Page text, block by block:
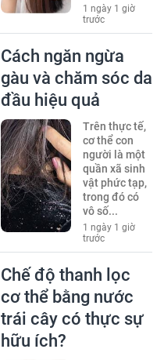
1 ngày 1 giờ
trước
Cách ngăn ngừa
gàu và chăm sóc da
đầu hiệu quả
Trên thực tế,
cơ thể con
người là một
quần xã sinh
vật phức tạp,
trong đó có
vô số...
1 ngày 1 giờ
trước
Chế độ thanh lọc
cơ thể bằng nước
trái cây có thực sự
hữu ích?